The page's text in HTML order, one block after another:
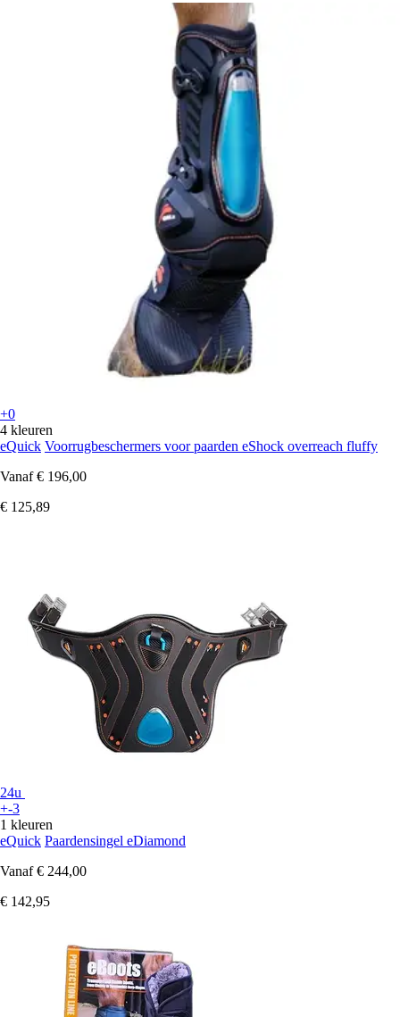
+0
4 kleuren
eQuick Voorrugbeschermers voor paarden eShock overreach fluffy
Vanaf € 196,00
€ 125,89
24u
+-3
1 kleuren
eQuick Paardensingel eDiamond
Vanaf € 244,00
€ 142,95